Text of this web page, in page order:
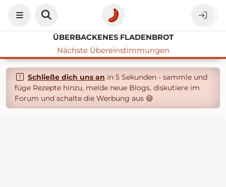
ÜBERBACKENES FLADENBROT
Nächste Übereinstimmungen
Schließe dich uns an in 5 Sekunden - sammle und
füge Rezepte hinzu, melde neue Blogs, diskutiere im
Forum und schalte die Werbung aus 😄